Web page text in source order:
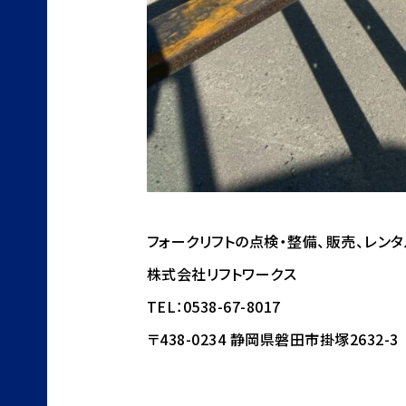
フォークリフトの点検・整備、販売、レン
株式会社リフトワークス
TEL：0538-67-8017
〒438-0234 静岡県磐田市掛塚2632-3